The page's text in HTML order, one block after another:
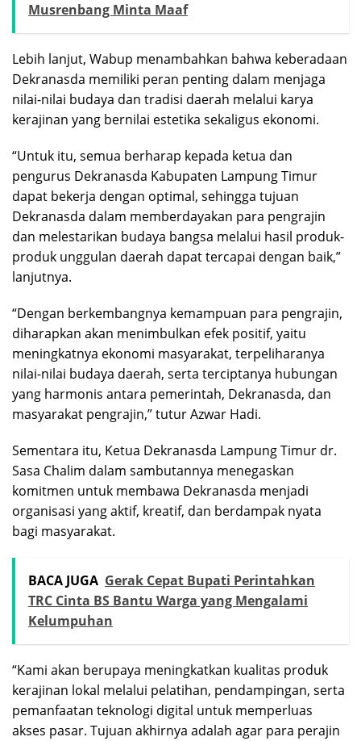
Musrenbang Minta Maaf
Lebih lanjut, Wabup menambahkan bahwa keberadaan
Dekranasda memiliki peran penting dalam menjaga
nilai-nilai budaya dan tradisi daerah melalui karya
kerajinan yang bernilai estetika sekaligus ekonomi.
“Untuk itu, semua berharap kepada ketua dan
pengurus Dekranasda Kabupaten Lampung Timur
dapat bekerja dengan optimal, sehingga tujuan
Dekranasda dalam memberdayakan para pengrajin
dan melestarikan budaya bangsa melalui hasil produk-
produk unggulan daerah dapat tercapai dengan baik,”
lanjutnya.
“Dengan berkembangnya kemampuan para pengrajin,
diharapkan akan menimbulkan efek positif, yaitu
meningkatnya ekonomi masyarakat, terpeliharanya
nilai-nilai budaya daerah, serta terciptanya hubungan
yang harmonis antara pemerintah, Dekranasda, dan
masyarakat pengrajin,” tutur Azwar Hadi.
Sementara itu, Ketua Dekranasda Lampung Timur dr.
Sasa Chalim dalam sambutannya menegaskan
komitmen untuk membawa Dekranasda menjadi
organisasi yang aktif, kreatif, dan berdampak nyata
bagi masyarakat.
BACA JUGA Gerak Cepat Bupati Perintahkan
TRC Cinta BS Bantu Warga yang Mengalami
Kelumpuhan
“Kami akan berupaya meningkatkan kualitas produk
kerajinan lokal melalui pelatihan, pendampingan, serta
pemanfaatan teknologi digital untuk memperluas
akses pasar. Tujuan akhirnya adalah agar para perajin